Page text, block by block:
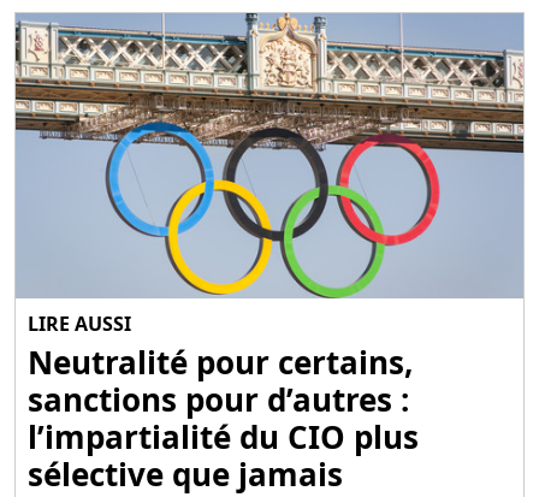
LIRE AUSSI
Neutralité pour certains,
sanctions pour d’autres :
l’impartialité du CIO plus
sélective que jamais